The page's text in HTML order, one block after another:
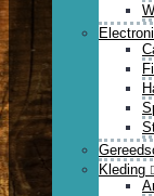
Kleding